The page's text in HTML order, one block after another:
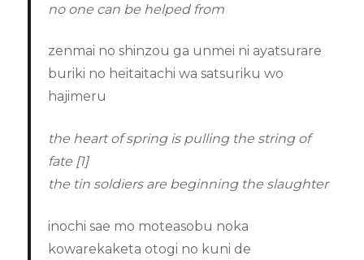
no one can be helped from
zenmai no shinzou ga unmei ni ayatsurare
buriki no heitaitachi wa satsuriku wo
hajimeru
the heart of spring is pulling the string of
fate [1]
the tin soldiers are beginning the slaughter
inochi sae mo moteasobu noka
kowarekaketa otogi no kuni de